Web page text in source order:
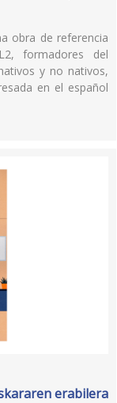
obra de referencia
formadores del
y no nativos,
en el español
erabilera